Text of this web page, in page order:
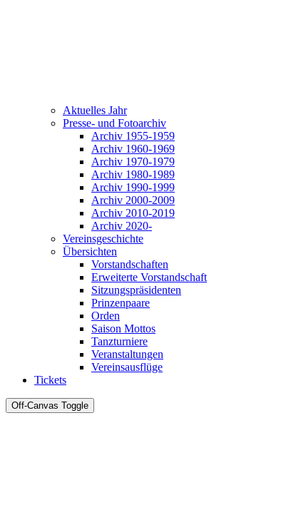
Aktuelles Jahr
Presse- und Fotoarchiv
Archiv 1955-1959
Archiv 1960-1969
Archiv 1970-1979
Archiv 1980-1989
Archiv 1990-1999
Archiv 2000-2009
Archiv 2010-2019
Archiv 2020-
Vereinsgeschichte
Übersichten
Vorstandschaften
Erweiterte Vorstandschaft
Sitzungspräsidenten
Prinzenpaare
Orden
Saison Mottos
Tanzturniere
Veranstaltungen
Vereinsausflüge
Tickets
Off-Canvas Toggle